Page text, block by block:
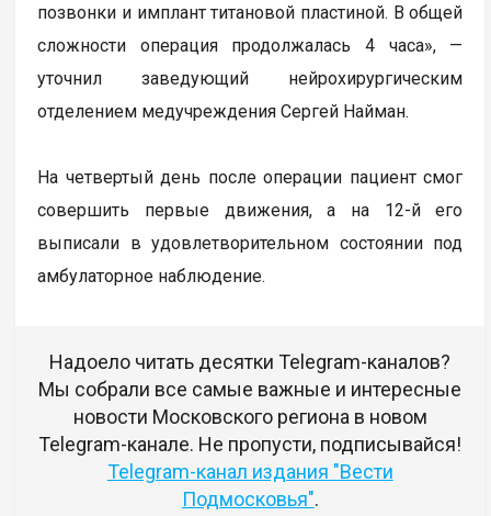
позвонки и имплант титановой пластиной. В общей
сложности операция продолжалась 4 часа», —
уточнил заведующий нейрохирургическим
отделением медучреждения Сергей Найман.
На четвертый день после операции пациент смог
совершить первые движения, а на 12-й его
выписали в удовлетворительном состоянии под
амбулаторное наблюдение.
Надоело читать десятки Telegram-каналов?
Мы собрали все самые важные и интересные
новости Московского региона в новом
Telegram-канале. Не пропусти, подписывайся!
Telegram-канал издания "Вести
Подмосковья".